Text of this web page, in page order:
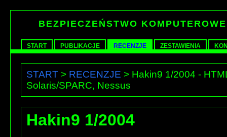
BEZPIECZEŃSTWO KOMPUTEROWE
START PUBLIKACJE RECENZJE ZESTAWIENIA
START > RECENZJE > Hakin9 1/2004 -
Solaris/SPARC, Nessus
Hakin9 1/2004